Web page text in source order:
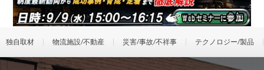
独自取材 物流施設/不動産 災害/事故/不祥事 テクノロジー/製品